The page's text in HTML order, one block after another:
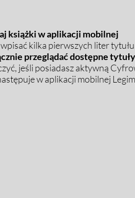
książki w aplikacji mobilnej
kilka pierwszych liter
przeglądać dostępne
jeśli posiadasz aktywną
w aplikacji mobilnej